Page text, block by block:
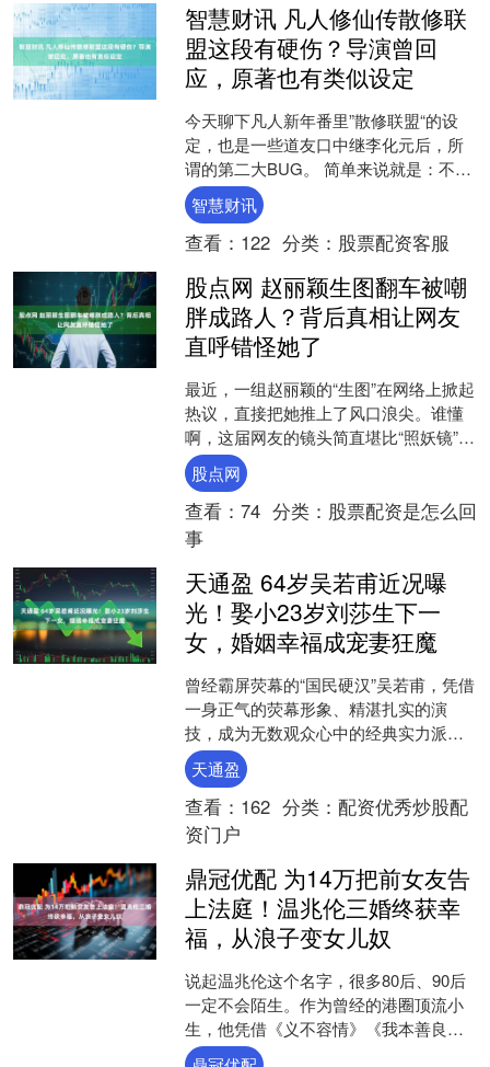
智慧财讯 凡人修仙传散修联
盟这段有硬伤？导演曾回
应，原著也有类似设定
今天聊下凡人新年番里”散修联盟“的设
定，也是一些道友口中继李化元后，所
谓的第二大BUG。 简单来说就是：不少
人觉得南宫婉收拢散修这段改编违背了
凡人一直以来的修仙....
智慧财讯
查看： 122 分类： 股票配资客服
股点网 赵丽颖生图翻车被嘲
胖成路人？背后真相让网友
直呼错怪她了
最近，一组赵丽颖的“生图”在网络上掀起
热议，直接把她推上了风口浪尖。谁懂
啊，这届网友的镜头简直堪比“照妖镜”，
把明星们那些被精修图藏起来的小秘
密，全都给照了出来....
股点网
查看： 74 分类： 股票配资是怎么回
事
天通盈 64岁吴若甫近况曝
光！娶小23岁刘莎生下一
女，婚姻幸福成宠妻狂魔
曾经霸屏荧幕的“国民硬汉”吴若甫，凭借
一身正气的荧幕形象、精湛扎实的演
技，成为无数观众心中的经典实力派。
如今64岁的吴若甫彻底淡出演艺圈喧
嚣，褪去明星光环，潜心....
天通盈
查看： 162 分类： 配资优秀炒股配
资门户
鼎冠优配 为14万把前女友告
上法庭！温兆伦三婚终获幸
福，从浪子变女儿奴
说起温兆伦这个名字，很多80后、90后
一定不会陌生。作为曾经的港圈顶流小
生，他凭借《义不容情》《我本善良》
等经典作品红遍两岸三地，是那个年代